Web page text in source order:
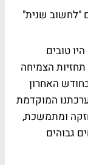
"לחשוב שנית"
טובים
הצמיחה
בחודש האחרון
המוקדמת
ומתמשכת,
גבוהים